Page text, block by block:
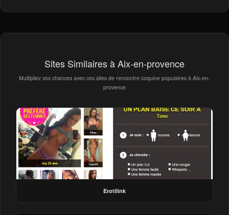
Sites Similaires à Aix-en-provence
Multipliez vos chances avec ces sites de rencontre coquine populaires à Aix-en-
provence
Erotilink